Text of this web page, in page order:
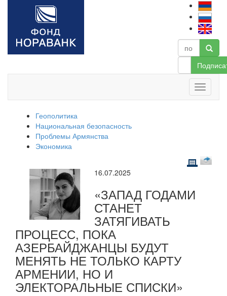
Геополитика
Национальная безопасность
Проблемы Армянства
Экономика
16.07.2025
«ЗАПАД ГОДАМИ
СТАНЕТ
ЗАТЯГИВАТЬ
ПРОЦЕСС, ПОКА
АЗЕРБАЙДЖАНЦЫ БУДУТ
МЕНЯТЬ НЕ ТОЛЬКО КАРТУ
АРМЕНИИ, НО И
ЭЛЕКТОРАЛЬНЫЕ СПИСКИ»